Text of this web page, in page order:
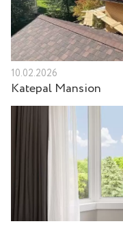
10.02.2026
Katepal Mansion